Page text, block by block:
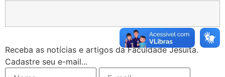
Receba as notícias e artigos da Faculdade Jesuíta.
Cadastre seu e-mail...